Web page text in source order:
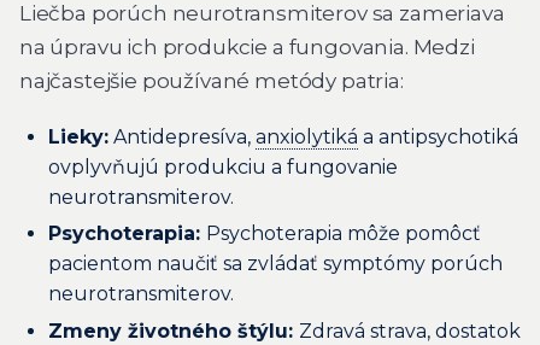
Liečba porúch neurotransmiterov sa zameriava
na úpravu ich produkcie a fungovania. Medzi
najčastejšie používané metódy patria:
Lieky: Antidepresíva, anxiolytiká a antipsychotiká
ovplyvňujú produkciu a fungovanie
neurotransmiterov.
Psychoterapia: Psychoterapia môže pomôcť
pacientom naučiť sa zvládať symptómy porúch
neurotransmiterov.
Zmeny životného štýlu: Zdravá strava, dostatok